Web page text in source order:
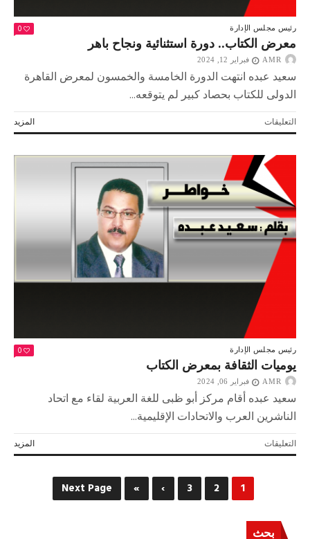
رئيس مجلس الإدارة 0
معرض الكتاب.. دورة استثنائية ونجاح باهر
AMR فبراير 12, 2024
سعيد عبده انتهت الدورة الخامسة والخمسون لمعرض القاهرة
الدولى للكتاب بحصاد كبير لم يتوقعه...
المزيد التعليقاتعلى
معرض
دورة
استثنائية
ونجاح
باهر
مغلقة
رئيس مجلس الإدارة 0
يوميات الثقافة بمعرض الكتاب
AMR فبراير 06, 2024
سعيد عبده أقام مركز أبو ظبى للغة العربية لقاء مع اتحاد
الناشرين العرب والاتحادات الإقليمية...
المزيد التعليقاتعلى
يوميات
Next Page
بحث